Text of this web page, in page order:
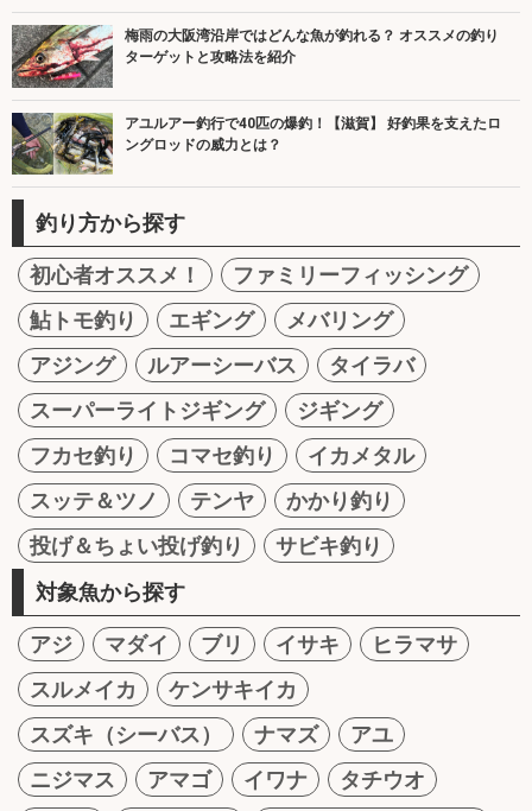
梅雨の大阪湾沿岸ではどんな魚が釣れる？ オススメの釣り
ターゲットと攻略法を紹介
アユルアー釣行で40匹の爆釣！【滋賀】 好釣果を支えたロ
ングロッドの威力とは？
釣り方から探す
初心者オススメ！
ファミリーフィッシング
鮎トモ釣り
エギング
メバリング
アジング
ルアーシーバス
タイラバ
スーパーライトジギング
ジギング
フカセ釣り
コマセ釣り
イカメタル
スッテ＆ツノ
テンヤ
かかり釣り
投げ＆ちょい投げ釣り
サビキ釣り
対象魚から探す
アジ マダイ ブリ イサキ
ヒラマサ
スルメイカ
ケンサキイカ
スズキ（シーバス）
ナマズ
アユ
ニジマス
アマゴ イワナ
タチウオ